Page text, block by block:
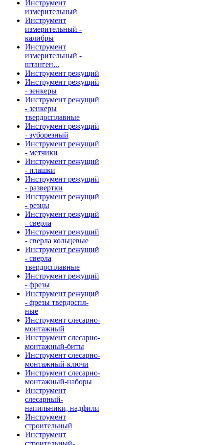
Инструмент
измерительный
Инструмент
измерительный -
калибры
Инструмент
измерительный -
штанген...
Инструмент режущий
Инструмент режущий
- зенкеры
Инструмент режущий
- зенкеры
твердосплавные
Инструмент режущий
- зуборезный
Инструмент режущий
- метчики
Инструмент режущий
- плашки
Инструмент режущий
- развертки
Инструмент режущий
- резцы
Инструмент режущий
- сверла
Инструмент режущий
- сверла кольцевые
Инструмент режущий
- сверла
твердосплавные
Инструмент режущий
- фрезы
Инструмент режущий
- фрезы твердоспл-
ные
Инструмент слесарно-
монтажный
Инструмент слесарно-
монтажный-биты
Инструмент слесарно-
монтажный-ключи
Инструмент слесарно-
монтажный-наборы
Инструмент
слесарный-
напильники, надфили
Инструмент
строительный
Инструмент
строительный-